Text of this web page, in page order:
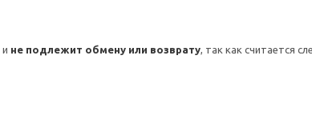
и не подлежит обмену или возврату, так как считается